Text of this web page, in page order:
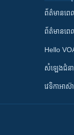
ព័ត៌មាន​ពេ
ព័ត៌មាន​​ពេ
Hello
សំឡេង​ជំនា
វេទិកា​អាស៊